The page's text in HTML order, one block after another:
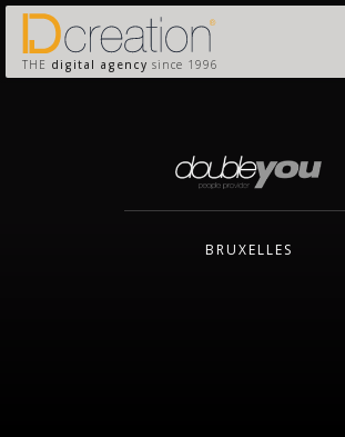
THE digital agency since 1996
BRUXELLES